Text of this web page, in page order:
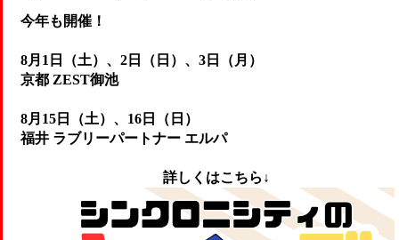
今年も開催！
8月1日（土）、2日（日）、3日（月）
京都 ZEST御池
8月15日（土）、16日（日）
福井 ラブリーパートナー エルパ
詳しくはこちら↓